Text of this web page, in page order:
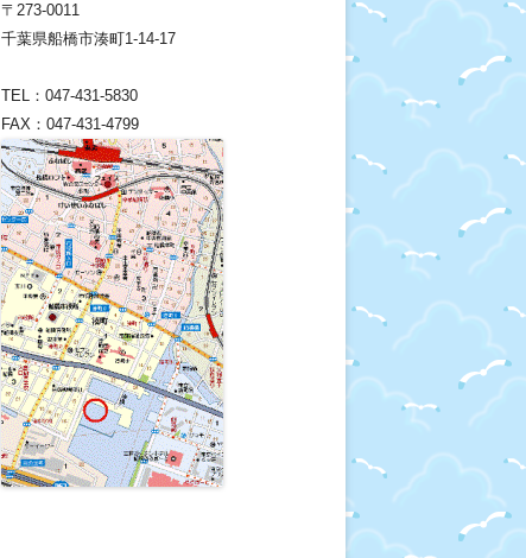
〒273-0011
千葉県船橋市湊町1-14-17
TEL：047-431-5830
FAX：047-431-4799